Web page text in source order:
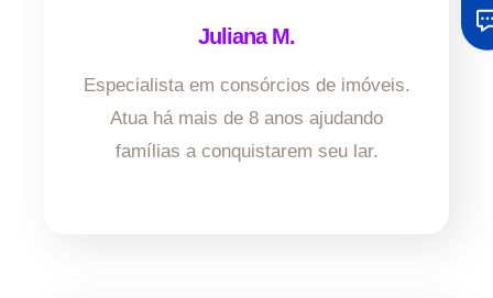
Juliana M.
Especialista em consórcios de imóveis.
Atua há mais de 8 anos ajudando
famílias a conquistarem seu lar.